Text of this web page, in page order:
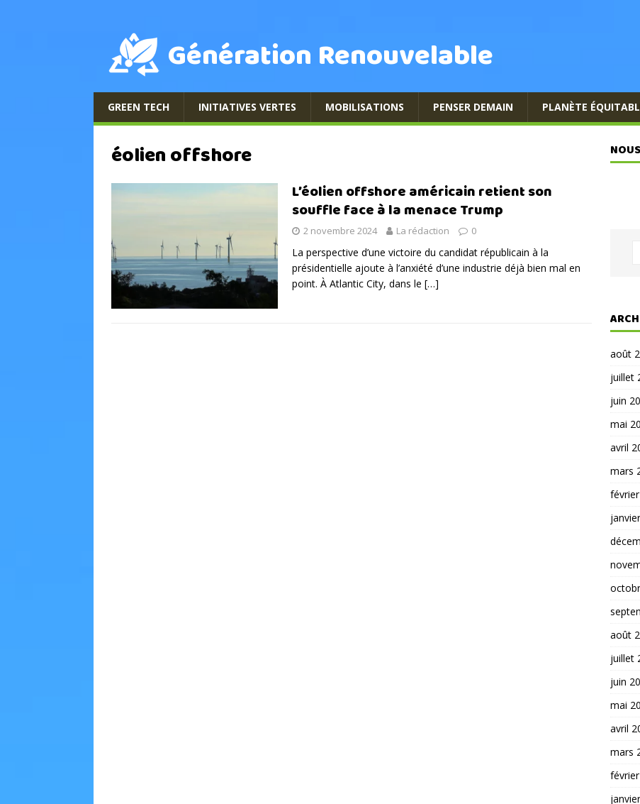
Génération Renouvelable
GREEN TECH INITIATIVES VERTES MOBILISATIONS PENSER DEMAIN PLANÈTE
éolien offshore
L’éolien offshore américain retient son
souffle face à la menace Trump
2 novembre 2024 La rédaction 0
La perspective d’une victoire du candidat républicain à la
présidentielle ajoute à l’anxiété d’une industrie déjà bien mal en
point. À Atlantic City, dans le […]
août
juillet
juin
mai
avril
mars
août
juillet
juin
mai
avril
mars